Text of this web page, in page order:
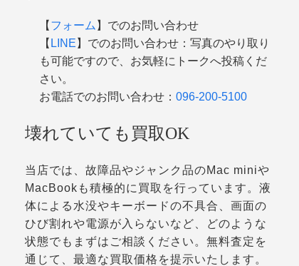
【 フォーム 】でのお問い合わせ
【 LINE 】でのお問い合わせ：写真のやり取り
も可能ですので、お気軽にトークへ投稿くだ
さい。
お電話でのお問い合わせ： 096-200-5100
壊れていても買取OK
当店では、故障品やジャンク品のMac miniや
MacBookも積極的に買取を行っています。液
体による水没やキーボードの不具合、画面の
ひび割れや電源が入らないなど、どのような
状態でもまずはご相談ください。無料査定を
通じて、最適な買取価格を提示いたします。